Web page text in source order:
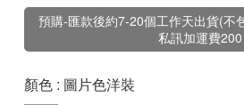
預購-匯款後約7-20個工作天出貨(不
私訊加運費200
顏色 : 圖片色洋裝